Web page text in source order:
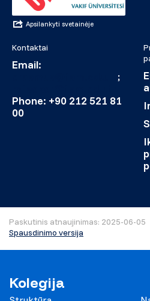
Apsilankyti svetainėje
Kontaktai
Email:
;
Phone: +90 212 521 81
00
Paskutinis atnaujinimas: 2025-06-05
Spausdinimo versija
Kolegija